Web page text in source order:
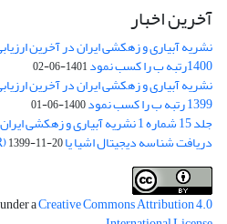
آخرین اخبار
نشریه آبیاری و زهکشی ایران در آخرین
1400رتبه ب را کسب نمود 1401-06-02
نشریه آبیاری و زهکشی ایران در آخرین
1399 رتبه ب را کسب نمود 1400-06-01
جلد 15 شماره 1 نشریه آبیاری و زهکشی ایران منتشر شد
دریافت شناسه دیجیتال اشیا یا Digital Object Recognizer (DOR)1399-11-20
aCreative Commons Attribution 4.0